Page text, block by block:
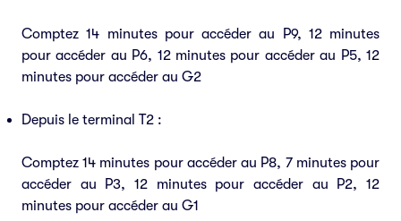
Comptez 14 minutes pour accéder au P9, 12 minutes
pour accéder au P6, 12 minutes pour accéder au P5, 12
minutes pour accéder au G2
Depuis le terminal T2 :
Comptez 14 minutes pour accéder au P8, 7 minutes pour
accéder au P3, 12 minutes pour accéder au P2, 12
minutes pour accéder au G1